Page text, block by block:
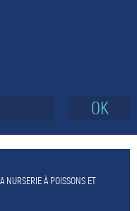
OK
NURSERIE À POISSONS ET